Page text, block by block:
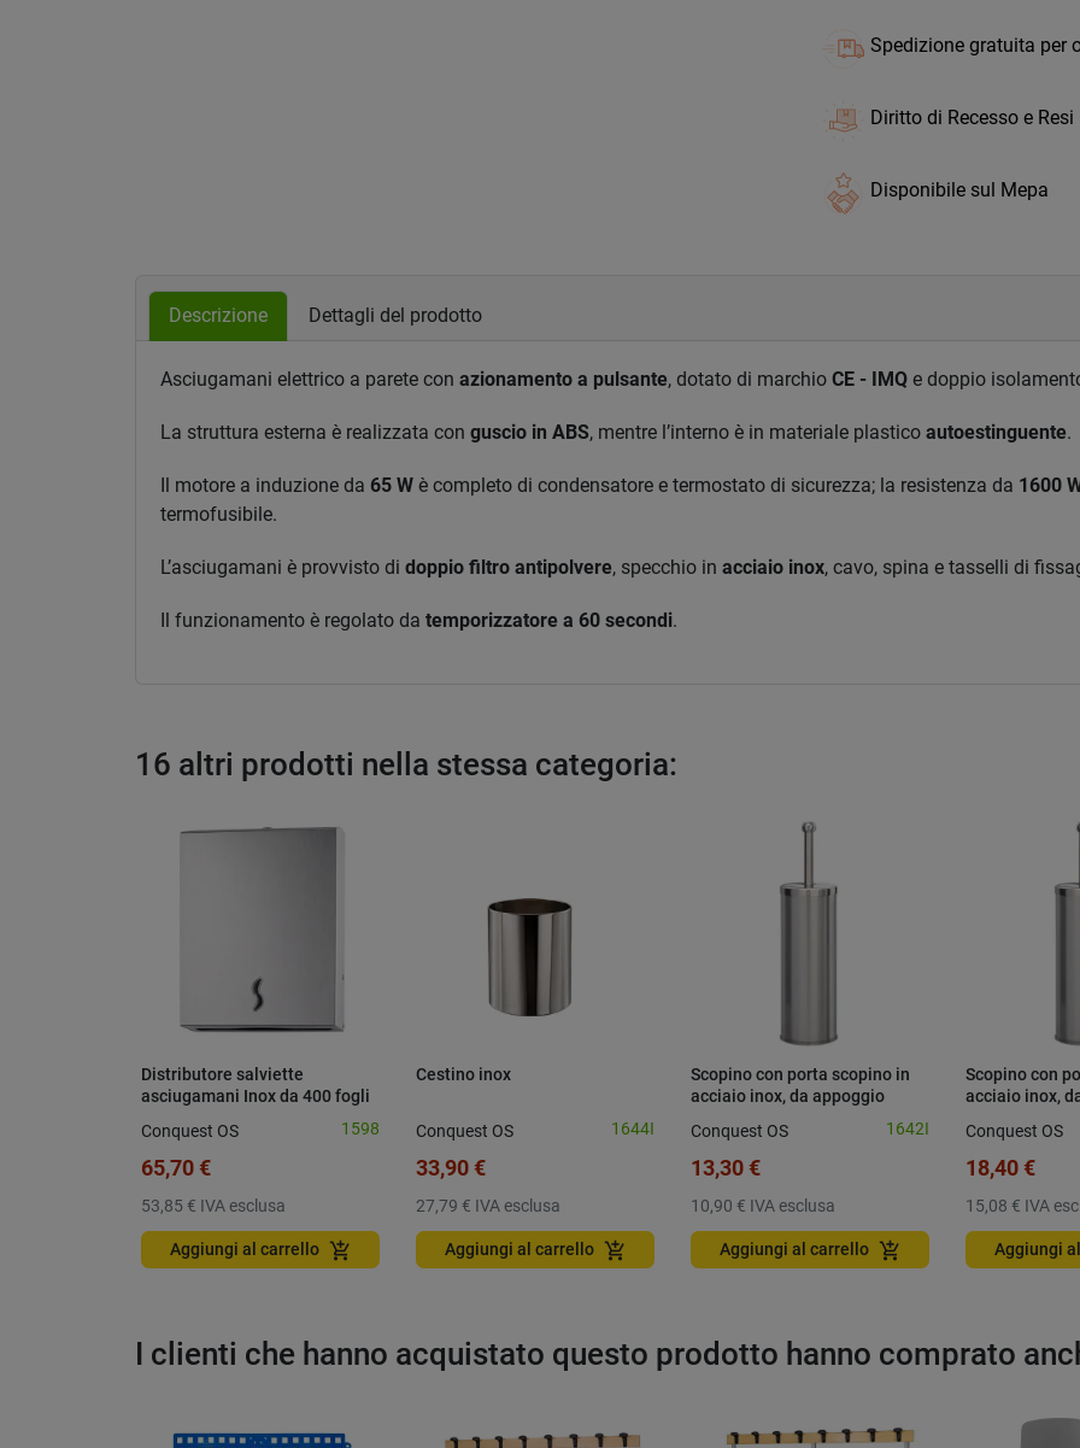
Spedizione gratuita per
Diritto di Recesso e Resi
Disponibile sul Mepa
Descrizione Dettagli del prodotto
Asciugamani elettrico a parete con azionamento a pulsante, dotato di marchio CE - IMQ e doppio
La struttura esterna è realizzata con guscio in ABS, mentre l’interno è in materiale plastico autoestinguente.
Il motore a induzione da 65 W è completo di condensatore e termostato di sicurezza; la resistenza da 1600
termofusibile.
L’asciugamani è provvisto di doppio filtro antipolvere, specchio in acciaio inox, cavo, spina e tasselli di
Il funzionamento è regolato da temporizzatore a 60 secondi.
16 altri prodotti nella stessa categoria:
Distributore salviette
asciugamani Inox da 400 fogli
Conquest OS 1598
65,70 €
53,85 € IVA esclusa
Aggiungi al carrello add_shopping_cart
Cestino inox
Conquest OS 1644I
33,90 €
27,79 € IVA esclusa
Aggiungi al carrello add_shopping_cart
Scopino con porta scopino in
acciaio inox, da appoggio
Conquest OS 1642I
13,30 €
10,90 € IVA esclusa
Aggiungi al carrello add_shopping_cart
Scopino con
acciaio inox,
Conquest OS
18,40 €
15,08 € IVA
Aggiungi
I clienti che hanno acquistato questo prodotto hanno comprato